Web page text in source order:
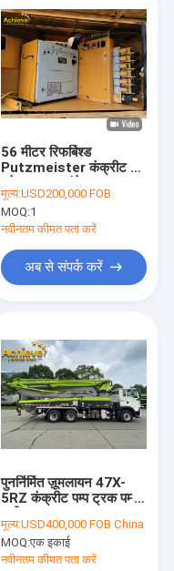
56 मीटर रिफर्बिश्ड
Putzmeister कंक्रीट पंप
मूल्य:USD200,000 FOB
MOQ:1
नवीनतम कीमत पता करें
अब से संपर्क करें
पुनर्निर्मित ज़ूमलायन 47X-
5RZ कंक्रीट पम्प ट्रक पम्प
मूल्य:USD400,000 FOB China
MOQ:एक इकाई
नवीनतम कीमत पता करें